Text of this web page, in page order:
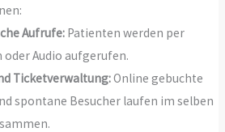
Aufrufe: Patienten werden per
oder Audio aufgerufen.
Ticketverwaltung:Online gebuchte
spontane Besucher laufen im selben